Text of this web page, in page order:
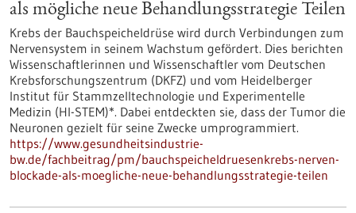
als mögliche neue Behandlungsstrategie Teilen
Krebs der Bauchspeicheldrüse wird durch Verbindungen zum
Nervensystem in seinem Wachstum gefördert. Dies berichten
Wissenschaftlerinnen und Wissenschaftler vom Deutschen
Krebsforschungszentrum (DKFZ) und vom Heidelberger
Institut für Stammzelltechnologie und Experimentelle
Medizin (HI-STEM)*. Dabei entdeckten sie, dass der Tumor die
Neuronen gezielt für seine Zwecke umprogrammiert.
https://www.gesundheitsindustrie-
bw.de/fachbeitrag/pm/bauchspeicheldruesenkrebs-nerven-
blockade-als-moegliche-neue-behandlungsstrategie-teilen